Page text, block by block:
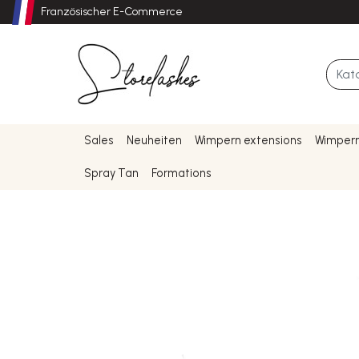
Französischer E-Commerce
Sales Neuheiten Wimpern extensions
Spray Tan Formations